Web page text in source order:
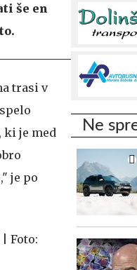
še en
trasi v
, ki je med
je po
Ne